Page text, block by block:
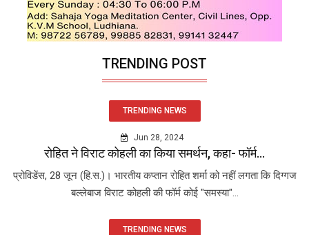
TRENDING POST
TRENDING NEWS
Jun 28, 2024
रोहित ने विराट कोहली का किया समर्थन, कहा- फॉर्म...
प्रोविडेंस, 28 जून (हि.स.)। भारतीय कप्तान रोहित शर्मा को नहीं लगता कि दिग्गज
बल्लेबाज विराट कोहली की फॉर्म कोई "समस्या"...
TRENDING NEWS